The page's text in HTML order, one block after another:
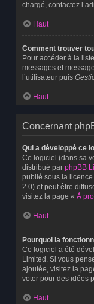
chargé, contactez
Haut
Comment trouver
Pour accéder à la
messages et
l’utilisateur puis
Haut
Concernant
Qui a développé ce
Ce logiciel (dans sa
distribué par phpBB
publié sous la
2.0) et peut être
visitez la page « À
Haut
Pourquoi la
Ce logiciel a été
Limited. Si vous
ajoutée, visitez la
voter pour des idées
Haut